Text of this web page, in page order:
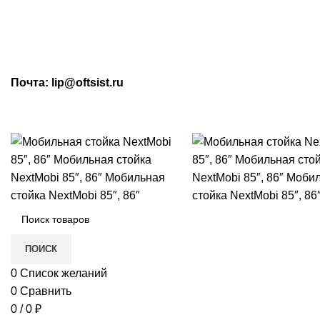
Почта: lip@oftsist.ru
ПОИСК
0 Список желаний
0 Сравнить
0 / 0 ₽